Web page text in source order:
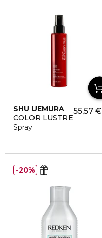
SHU UEMURA
COLOR LUSTRE
Spray
55,57 €
20%